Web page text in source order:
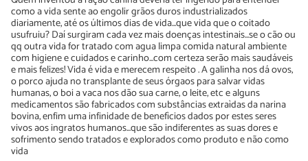
como a vida sente ao engolir grãos duros industrializados
diariamente, até os últimos dias de vida...que vida que o coitado
usufruiu? Daí surgiram cada vez mais doenças intestinais...se o cão ou
qq outra vida for tratado com agua limpa comida natural ambiente
com higiene e cuidados e carinho...com certeza serão mais saudáveis
e mais felizes! Vida é vida e merecem respeito . A galinha nos dá ovos,
o porco ajuda no transplante de seus órgaos para salvar vidas
humanas, o boi a vaca nos dão sua carne, o leite, etc e alguns
medicamentos são fabricados com substâncias extraìdas da narina
bovina, enfim uma infinidade de benefìcios dados por estes seres
vivos aos ingratos humanos...que são indiferentes as suas dores e
sofrimento sendo tratados e explorados como produto e não como
vida